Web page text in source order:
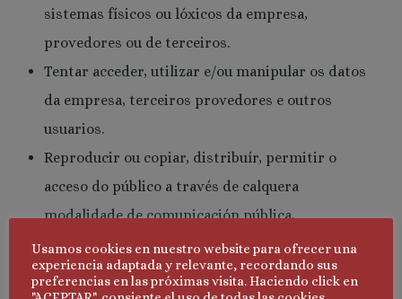
sistemas físicos ou lóxicos da empresa,
provedores ou de terceiros.
Tentar acceder, utilizar e/ou manipular os datos
da empresa, terceiros provedores e outros
usuarios.
Reproducir ou copiar, distribuír, permitir o
acceso do público a través de calquera
modalidade de comunicación pública,
transformar ou modificar os contidos, a menos
que se conte coa autorización do titular dos
Usamos cookies en nuestro website para ofrecer una
experiencia adaptada y relevante, recordando sus
preferencias en las próximas visita. Haciendo click en